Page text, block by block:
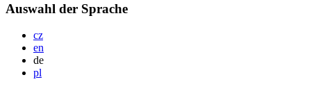
Auswahl der Sprache
czČesky
en
deDeutsch
pl